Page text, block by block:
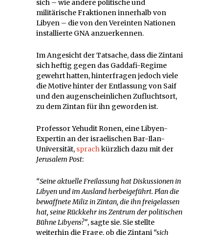
sich – wie andere politische und
militärische Fraktionen innerhalb von
Libyen – die von den Vereinten Nationen
installierte GNA anzuerkennen.
Im Angesicht der Tatsache, dass die Zintani
sich heftig gegen das Gaddafi-Regime
gewehrt hatten, hinterfragen jedoch viele
die Motive hinter der Entlassung von Saif
und den augenscheinlichen Zufluchtsort,
zu dem Zintan für ihn geworden ist.
Professor Yehudit Ronen, eine Libyen-
Expertin an der israelischen Bar-Ilan-
Universität, sprachkürzlich dazu mit der
Jerusalem Post:
“Seine aktuelle Freilassung hat Diskussionen in
Libyen und im Ausland herbeigeführt. Plan die
bewaffnete Miliz in Zintan, die ihn freigelassen
hat, seine Rückkehr ins Zentrum der politischen
Bühne Libyens?”, sagte sie. Sie stellte
weiterhin die Frage, ob die Zintani “sich